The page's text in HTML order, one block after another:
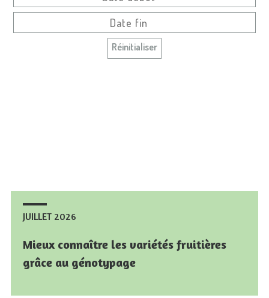
Réinitialiser
JUILLET 2026
Mieux connaître les variétés fruitières
grâce au génotypage
JUILLET 2026
Mieux connaître les variétés fruitières
grâce au génotypage